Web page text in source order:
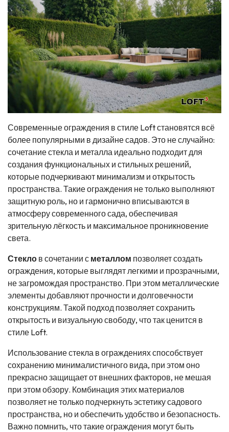
Современные ограждения в стиле Loft становятся всё
более популярными в дизайне садов. Это не случайно:
сочетание стекла и металла идеально подходит для
создания функциональных и стильных решений,
которые подчеркивают минимализм и открытость
пространства. Такие ограждения не только выполняют
защитную роль, но и гармонично вписываются в
атмосферу современного сада, обеспечивая
зрительную лёгкость и максимальное проникновение
света.
Стекло в сочетании с металлом позволяет создать
ограждения, которые выглядят легкими и прозрачными,
не загромождая пространство. При этом металлические
элементы добавляют прочности и долговечности
конструкциям. Такой подход позволяет сохранить
открытость и визуальную свободу, что так ценится в
стиле Loft.
Использование стекла в ограждениях способствует
сохранению минималистичного вида, при этом оно
прекрасно защищает от внешних факторов, не мешая
при этом обзору. Комбинация этих материалов
позволяет не только подчеркнуть эстетику садового
пространства, но и обеспечить удобство и безопасность.
Важно помнить, что такие ограждения могут быть